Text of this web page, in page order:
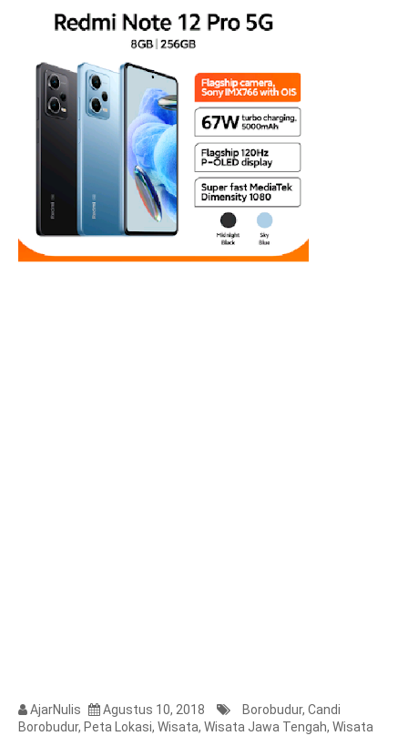
AjarNulis Agustus 10, 2018 Borobudur, Candi
Borobudur, Peta Lokasi, Wisata, Wisata Jawa Tengah, Wisata